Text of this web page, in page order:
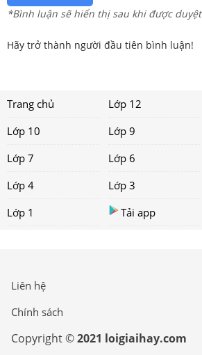
*Bình luận sẽ hiển thị sau khi được duyệt
Hãy trở thành người đầu tiên bình luận!
Trang chủ Lớp 12
Lớp 10
Lớp 9
Lớp 7
Lớp 6
Lớp 4
Lớp 3
Lớp 1
Tải app
Liên hệ
Chính sách
Copyright ©2021 loigiaihay.com